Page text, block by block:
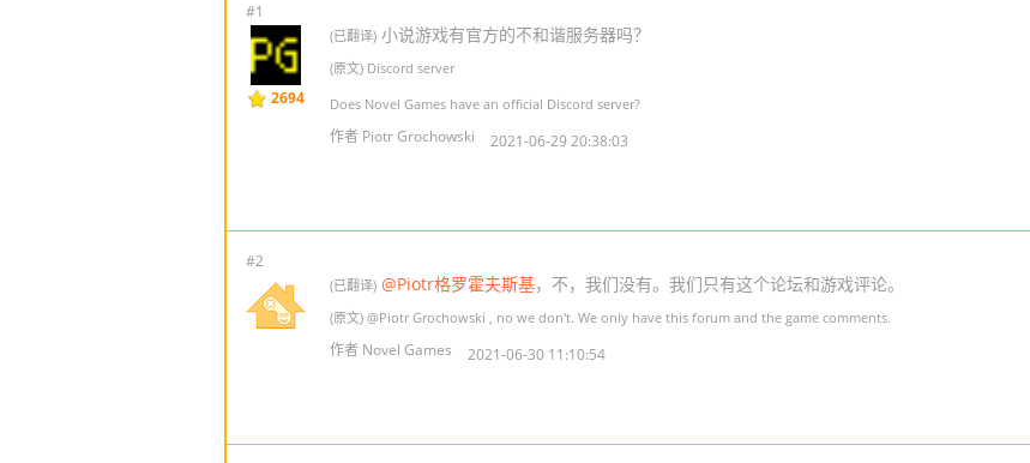
#1
2694
(已翻译) 小说游戏有官方的不和谐服务器吗？
(原文) Discord server
Does Novel Games have an official Discord server?
作者 Piotr Grochowski 2021-06-29 20:38:03
#2
(已翻译) @Piotr格罗霍夫斯基，不，我们没有。我们只有这个论坛和游戏评论。
(原文) @Piotr Grochowski , no we don't. We only have this forum and the game comments.
作者 Novel Games 2021-06-30 11:10:54